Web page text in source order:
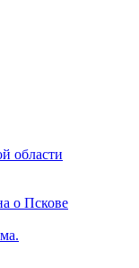
области
о Пскове